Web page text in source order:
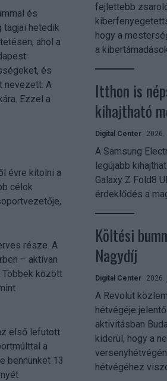
és
tagjai hetedik
ahol a
és
nevezett. A
Ezzel a
évre kitolni a
célok
része. A
– aktívan
között
első lefutott
a
bennünket 13
fejlettebb
hogy a
a
Itthon is
kihajtható
Digital Center 2026.
A Samsung
legújabb
Galaxy Z Fold8
érdeklődés a
Költési
Nagydíj
Digital Center 2026.
A Revolut
hétvégéje
aktivitásban
kiderül, hogy a
hétvégéhez